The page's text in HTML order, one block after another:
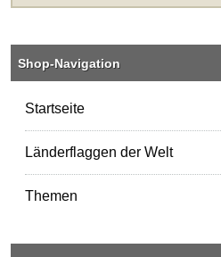
Shop-Navigation
Startseite
Länderflaggen der Welt
Themen